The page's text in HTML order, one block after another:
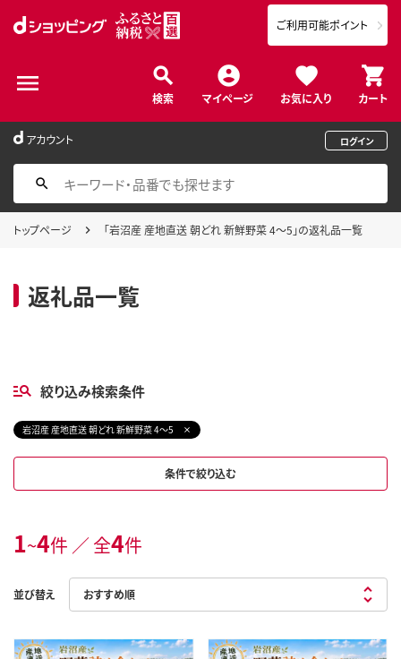
検索 マイページ お気に入り カート
ご利用可能ポイント
アカウント ログイン
トップページ 「岩沼産 産地直送 朝どれ 新鮮野菜 4～5」の返礼品一覧
返礼品一覧
絞り込み検索条件
岩沼産 産地直送 朝どれ 新鮮野菜 4～5
条件で絞り込む
1~4件 ／ 全4件
並び替え